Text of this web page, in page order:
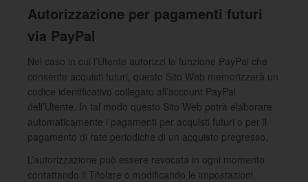
Autorizzazione per pagamenti futuri
via PayPal
Nel caso in cui l’Utente autorizzi la funzione PayPal che
consente acquisti futuri, questo Sito Web memorizzerà un
codice identificativo collegato all’account PayPal
dell’Utente. In tal modo questo Sito Web potrà elaborare
automaticamente i pagamenti per acquisti futuri o per il
pagamento di rate periodiche di un acquisto pregresso.
L’autorizzazione può essere revocata in ogni momento
contattando il Titolare o modificando le impostazioni